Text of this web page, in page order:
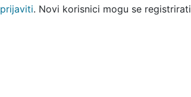
prijaviti. Novi korisnici mogu se registrirati